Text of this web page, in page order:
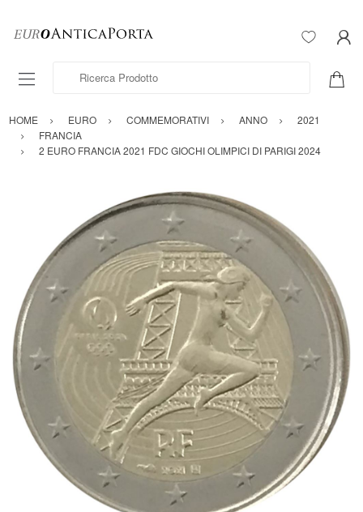
Ricerca Prodotto
HOME EURO COMMEMORATIVI ANNO
2021
FRANCIA
2 EURO FRANCIA 2021 FDC GIOCHI OLIMPICI DI PARIGI 2024